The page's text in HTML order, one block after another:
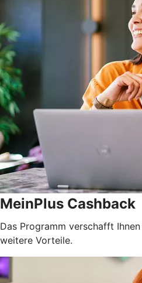
MeinPlus Cashback
Das Programm verschafft
weitere Vorteile.